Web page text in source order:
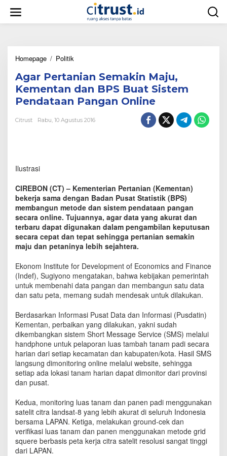
w
Homepage / Politik
a
r
P
t
e
m
a
k
i
n
M
a
u
,
K
e
e
n
t
a
n
d
a
n
S
B
u
a
t
Agar Pertanian Semakin Maju,
Kementan dan BPS Buat Sistem
Pendataan Pangan Online
Citrust Rabu, 10 Agustus 2016
Ilustrasi
CIREBON (CT) – Kementerian Pertanian (Kementan)
bekerja sama dengan Badan Pusat Statistik (BPS)
membangun metode dan sistem pendataan pangan
secara online. Tujuannya, agar data yang akurat dan
terbaru dapat digunakan dalam pengambilan keputusan
secara cepat dan tepat sehingga pertanian semakin
maju dan petaninya lebih sejahtera.
Ekonom Institute for Development of Economics and Finance
(Indef), Sugiyono mengatakan, bahwa kebijakan pemerintah
untuk membenahi data pangan dan membangun satu data
dan satu peta, memang sudah mendesak untuk dilakukan.
Berdasarkan Informasi Pusat Data dan Informasi (Pusdatin)
Kementan, perbaikan yang dilakukan, yakni sudah
dikembangkan sistem Short Message Service (SMS) melalui
handphone untuk pelaporan luas tambah tanam padi secara
harian dari setiap kecamatan dan kabupaten/kota. Hasil SMS
langsung dimonitoring online melalui website, sehingga
setiap ada lokasi tanam harian dapat dimonitor dari provinsi
dan pusat.
Kedua, monitoring luas tanam dan panen padi menggunakan
satelit citra landsat-8 yang lebih akurat di seluruh Indonesia
bersama LAPAN. Ketiga, melakukan ground-cek dan
verifikasi luas tanam dan panen menggunakan metode grid
squere berbasis peta kerja citra satelit resolusi sangat tinggi
dari LAPAN.